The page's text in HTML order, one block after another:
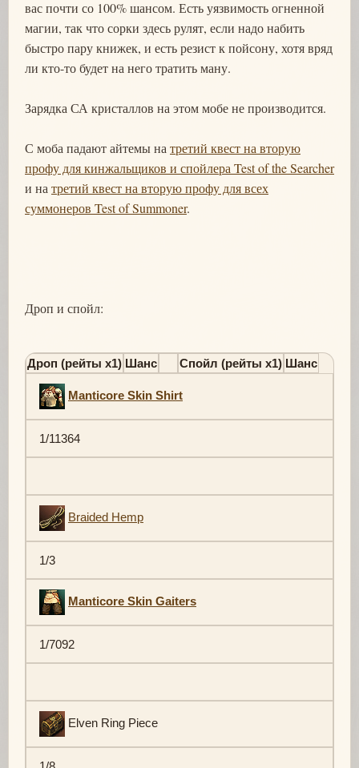
вас почти со 100% шансом. Есть уязвимость огненной
магии, так что сорки здесь рулят, если надо набить
быстро пару книжек, и есть резист к пойсону, хотя вряд
ли кто-то будет на него тратить ману.
Зарядка СА кристаллов на этом мобе не производится.
С моба падают айтемы на третий квест на вторую
профу для кинжальщиков и спойлера Test of the Searcher
и на третий квест на вторую профу для всех
суммонеров Test of Summoner.
Дроп и спойл:
Дроп (рейты х1) Шанс Спойл (рейты х1) Шанс
Manticore Skin Shirt
1/11364
Braided Hemp
1/3
Manticore Skin Gaiters
1/7092
Elven Ring Piece